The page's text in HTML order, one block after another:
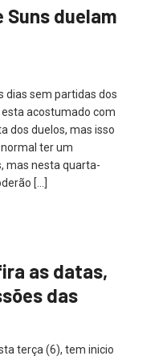
Suns duelam
dias sem partidas dos
acostumado com
dos duelos, mas isso
ter um
mas nesta quarta-
[…]
as datas,
das
terça (6), tem inicio